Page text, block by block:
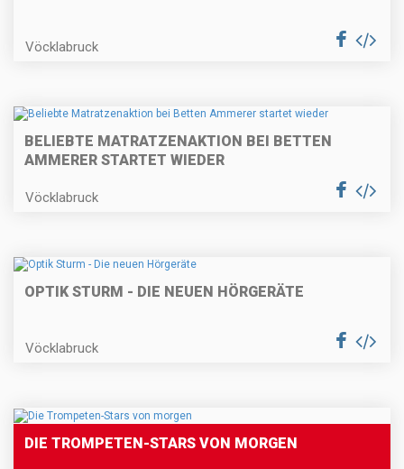
Vöcklabruck
BELIEBTE MATRATZENAKTION BEI BETTEN
AMMERER STARTET WIEDER
Vöcklabruck
OPTIK STURM - DIE NEUEN HÖRGERÄTE
Vöcklabruck
DIE TROMPETEN-STARS VON MORGEN